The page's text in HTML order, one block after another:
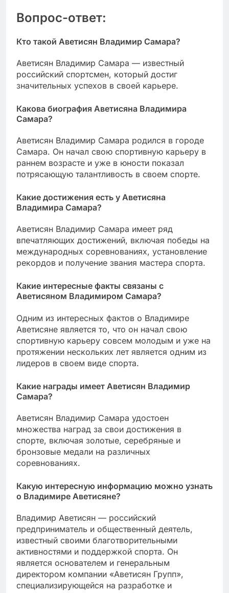
Вопрос-ответ:
Кто такой Аветисян Владимир Самара?
Аветисян Владимир Самара — известный
российский спортсмен, который достиг
значительных успехов в своей карьере.
Какова биография Аветисяна Владимира
Самара?
Аветисян Владимир Самара родился в городе
Самара. Он начал свою спортивную карьеру в
раннем возрасте и уже в юности показал
потрясающую талантливость в своем спорте.
Какие достижения есть у Аветисяна
Владимира Самара?
Аветисян Владимир Самара имеет ряд
впечатляющих достижений, включая победы на
международных соревнованиях, установление
рекордов и получение звания мастера спорта.
Какие интересные факты связаны с
Аветисяном Владимиром Самара?
Одним из интересных фактов о Владимире
Аветисяне является то, что он начал свою
спортивную карьеру совсем молодым и уже на
протяжении нескольких лет является одним из
лидеров в своем виде спорта.
Какие награды имеет Аветисян Владимир
Самара?
Аветисян Владимир Самара удостоен
множества наград за свои достижения в
спорте, включая золотые, серебряные и
бронзовые медали на различных
соревнованиях.
Какую интересную информацию можно узнать
о Владимире Аветисяне?
Владимир Аветисян — российский
предприниматель и общественный деятель,
известный своими благотворительными
активностями и поддержкой спорта. Он
является основателем и генеральным
директором компании «Аветисян Групп»,
специализирующейся на разработке и